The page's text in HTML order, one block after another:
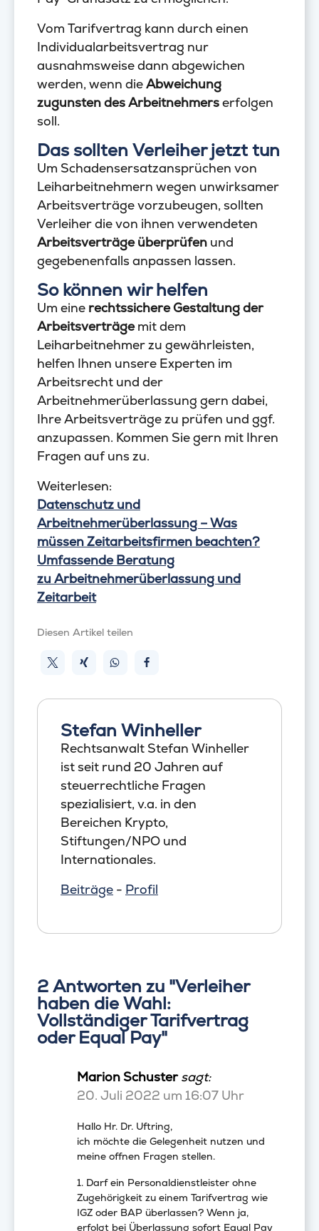
Vom Tarifvertrag kann durch einen
Individualarbeitsvertrag nur
ausnahmsweise dann abgewichen
werden, wenn dieAbweichung
zugunsten des Arbeitnehmerserfolgen
soll.
Das sollten Verleiher jetzt tun
Um Schadensersatzansprüchen von
Leiharbeitnehmern wegen unwirksamer
Arbeitsverträge vorzubeugen, sollten
Verleiher die von ihnen verwendeten
Arbeitsverträge überprüfen und
gegebenenfalls anpassen lassen.
So können wir helfen
Um eine rechtssichere Gestaltung der
Arbeitsverträgemit dem
Leiharbeitnehmer zu gewährleisten,
helfen Ihnen unsere Experten im
Arbeitsrecht und der
Arbeitnehmerüberlassung gern dabei,
Ihre Arbeitsverträge zu prüfen und ggf.
anzupassen. Kommen Sie gern mit Ihren
Fragen auf uns zu.
Weiterlesen:
Datenschutz und
Arbeitnehmerüberlassung – Was
müssen Zeitarbeitsfirmen beachten?
Umfassende Beratung
zu Arbeitnehmerüberlassung und
Zeitarbeit
Diesen Artikel teilen
Stefan Winheller
Rechtsanwalt Stefan Winheller
ist seit rund 20 Jahren auf
steuerrechtliche Fragen
spezialisiert, v.a. in den
Bereichen Krypto,
Stiftungen/NPO und
Internationales.
Beiträge - Profil
2 Antworten zu "Verleiher
haben die Wahl:
Vollständiger Tarifvertrag
oder Equal Pay"
Marion Schuster sagt:
20. Juli 2022 um 16:07 Uhr
Hallo Hr. Dr. Uftring,
ich möchte die Gelegenheit nutzen und
meine offnen Fragen stellen.
1. Darf ein Personaldienstleister ohne
Zugehörigkeit zu einem Tarifvertrag wie
IGZ oder BAP überlassen? Wenn ja,
erfolgt bei Überlassung sofort Equal Pay